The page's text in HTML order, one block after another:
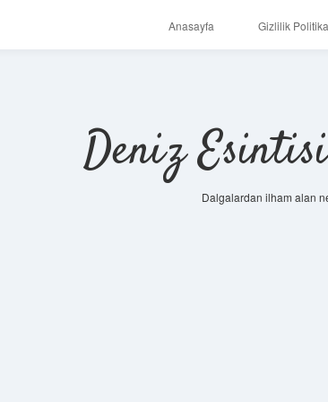
Anasayfa Gizlilik
Deniz
Dalgalardan ilham alan